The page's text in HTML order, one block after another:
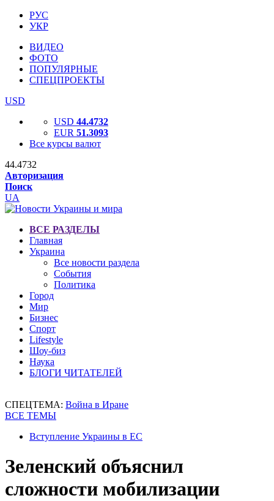
РУС
УКР
ВИДЕО
ФОТО
ПОПУЛЯРНЫЕ
СПЕЦПРОЕКТЫ
USD
USD 44.4732
EUR 51.3093
Все курсы валют
44.4732
Авторизация
Поиск
UA
ВСЕ РАЗДЕЛЫ
Главная
Украина
Все новости раздела
События
Политика
Город
Мир
Бизнес
Спорт
Lifestyle
Шоу-биз
Наука
БЛОГИ ЧИТАТЕЛЕЙ
СПЕЦТЕМА: Война в Иране
ВСЕ ТЕМЫ
Вступление Украины в ЕС
Зеленский объяснил
сложности мобилизации